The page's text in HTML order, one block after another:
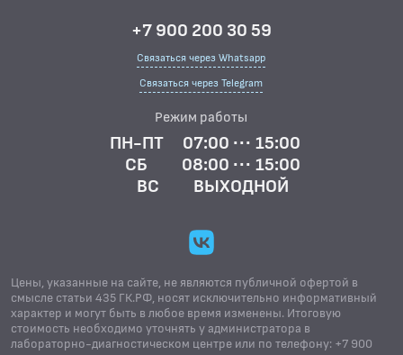
+7 900 200 30 59
Связаться через Whatsapp
Связаться через Telegram
Режим работы
ПН-ПТ
07:00 ··· 15:00
СБ
08:00 ··· 15:00
ВС
ВЫХОДНОЙ
Цены, указанные на сайте, не являются публичной офертой в
смысле статьи 435 ГК.РФ, носят исключительно информативный
характер и могут быть в любое время изменены. Итоговую
стоимость необходимо уточнять у администратора в
лабораторно-диагностическом центре или по телефону: +7 900